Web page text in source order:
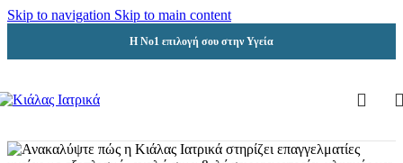
Skip to navigation Skip to main content
Η Νο1 επιλογή σου στην Υγεία